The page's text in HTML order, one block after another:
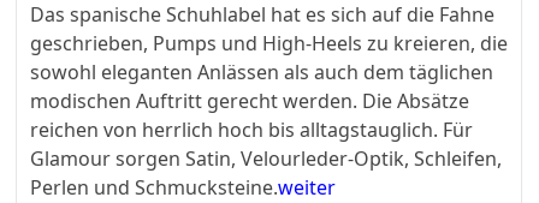
Das spanische Schuhlabel hat es sich auf die Fahne
geschrieben, Pumps und High-Heels zu kreieren, die
sowohl eleganten Anlässen als auch dem täglichen
modischen Auftritt gerecht werden. Die Absätze
reichen von herrlich hoch bis alltagstauglich. Für
Glamour sorgen Satin, Velourleder-Optik, Schleifen,
Perlen und Schmucksteine.weiter